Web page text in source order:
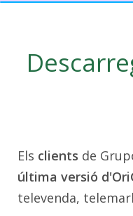
Els clients de
última versió
televenda,